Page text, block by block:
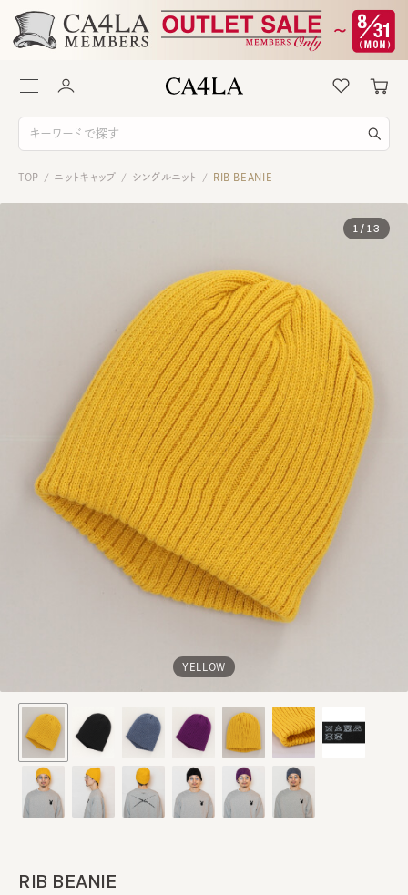
TOP / ニットキャップ / シングルニット / RIB BEANIE
YELLOW
1 / 13
RIB BEANIE